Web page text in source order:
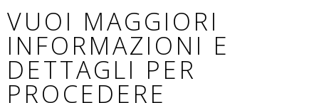
VUOI MAGGIORI
INFORMAZIONI E
DETTAGLI PER
PROCEDERE